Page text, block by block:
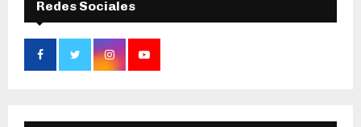
Redes Sociales